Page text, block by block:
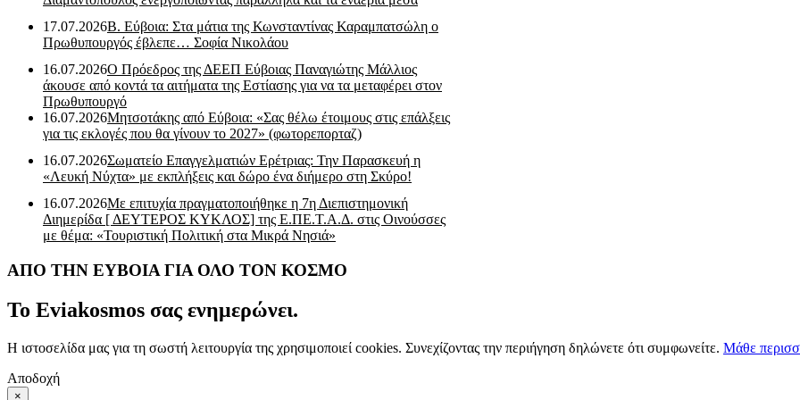
17.07.2026Β. Εύβοια: Στα μάτια της Κωνσταντίνας Καραμπατσώλη ο
Πρωθυπουργός έβλεπε… Σοφία Νικολάου
16.07.2026Ο Πρόεδρος της ΔΕΕΠ Εύβοιας Παναγιώτης Μάλλιος
άκουσε από κοντά τα αιτήματα της Εστίασης για να τα μεταφέρει στον
Πρωθυπουργό
16.07.2026Μητσοτάκης από Εύβοια: «Σας θέλω έτοιμους στις επάλξεις
για τις εκλογές που θα γίνουν το 2027» (φωτορεπορταζ)
16.07.2026Σωματείο Επαγγελματιών Ερέτριας: Την Παρασκευή η
«Λευκή Νύχτα» με εκπλήξεις και δώρο ένα διήμερο στη Σκύρο!
16.07.2026Με επιτυχία πραγματοποιήθηκε η 7η Διεπιστημονική
Διημερίδα [ ΔEYΤΕΡΟΣ ΚΥΚΛΟΣ] της Ε.ΠΕ.Τ.Α.Δ. στις Οινούσσες
με θέμα: «Τουριστική Πολιτική στα Μικρά Νησιά»
ΑΠΟ ΤΗΝ ΕΥΒΟΙΑ ΓΙΑ ΟΛΟ ΤΟΝ ΚΟΣΜΟ
Το Eviakosmos σας ενημερώνει.
Η ιστοσελίδα μας για τη σωστή λειτουργία της χρησιμοποιεί cookies. Συνεχίζοντας την περιήγηση δηλώνετε ότι συμφωνείτε. Μάθε
Αποδοχή
×